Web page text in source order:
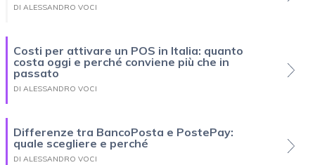
DI ALESSANDRO VOCI
Costi per attivare un POS in Italia: quanto
costa oggi e perché conviene più che in
passato
DI ALESSANDRO VOCI
Differenze tra BancoPosta e PostePay:
quale scegliere e perché
DI ALESSANDRO VOCI